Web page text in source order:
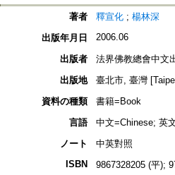
著者 釋宣化; 楊林深
出版年月日
2006.06
出版者
法界佛教總會中文
出版地
臺北市, 臺灣
資料の種類
書籍=Book
言語
中文=Chinese; 英
ノート
中英對照
ISBN
9867328205 (平);